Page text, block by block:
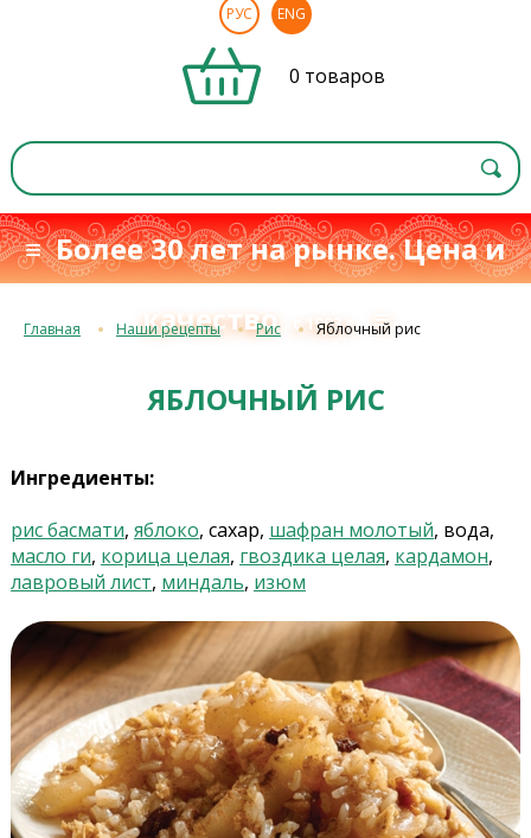
РУС ENG
0 товаров
≡ Более 30 лет на рынке. Цена и
качество
с 1993 г.≡
Главная Наши рецепты Рис Яблочный рис
ЯБЛОЧНЫЙ РИС
Ингредиенты:
рис басмати, яблоко, сахар, шафран молотый, вода,
масло ги, корица целая, гвоздика целая, кардамон,
лавровый лист, миндаль, изюм